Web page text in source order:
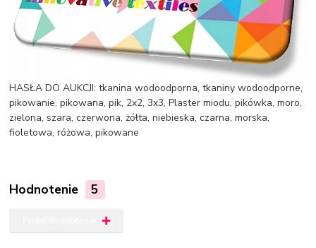
HASŁA DO AUKCJI: tkanina wodoodporna, tkaniny wodoodporne,
pikowanie, pikowana, pik, 2x2, 3x3, Plaster miodu, pikówka, moro,
zielona, szara, czerwona, żółta, niebieska, czarna, morska,
fioletowa, różowa, pikowane
Hodnotenie 5